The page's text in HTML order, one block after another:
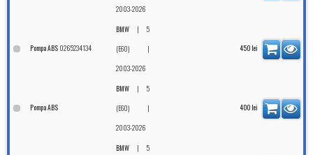
2003-2026
Pompa ABS 0265234134
BMW |5
(E60) |
2003-2026
450 lei
Pompa ABS
BMW |5
(E60) |
2003-2026
400 lei
BMW |5